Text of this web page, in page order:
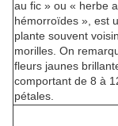
au fic » ou « herbe
hémorroïdes », est
plante souvent
morilles. On
fleurs jaunes
comportant de 8 à
pétales.